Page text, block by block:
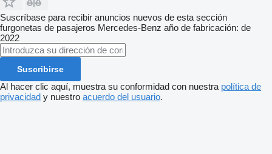
Suscríbase para recibir anuncios nuevos de esta sección
furgonetas de pasajeros Mercedes-Benz año de fabricación: de
2022
Suscribirse
Al hacer clic aquí, muestra su conformidad con nuestra política de
privacidad y nuestro acuerdo del usuario.